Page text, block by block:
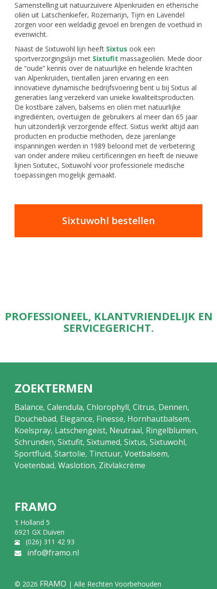
Samenstelling uit natuurzuivere Alpenkruiden en etherische
oliën uit Latschenkiefer, Rozemarijn, Tijm en Lavendel
zorgen voor een weldadig gevoel en brengen de voethuid in
evenwicht.
Naast de Sixtuwohl lijn heeft Sixtus ook een
sportverzorgingslijn met Sixtufit massageoliën. Mede door
de “oude” kennis over de natuurlijke en helende krachten
van Alpenkruiden, tientallen jaren ervaring en een
innovatieve dynamische bedrijfsvoering bent u bij Sixtus al
generaties lang verzekerd van unieke kwaliteitsproducten.
De kostbare zalven, balsems en oliën met natuurlijke
ingrediënten, overtuigen de gebruikers al meer dan 65 jaar
hun uitzonderlijk verzorgende effect. Sixtus werkt altijd aan
producten en productie methoden, deze jarenlange
inspanningen werden in 1989 beloond met de verbetering
van onder andere milieu certificeringen en heeft de nieuwe
lijnen Sixtutec, Sixtuwohl voor professionele medische
toepassingen mogelijk gemaakt.
Sixtuwohl bestellen
PROFESSIONEEL, KLANTVRIENDELIJK EN
SERVICEGERICHT.
ZOEKTERMEN
Balance, Calendula, Chlorophyll, Citrus, Dennen,
Douchebad, Elegance, Finesse, Hornhautbalsem,
Koelspray, Latschengeist, Neutraal, Ringelblumen,
Schrunden, Sixtufit, Sixtumed, Sixtus, Sixtuwohl,
Sportfluid, Startolie, Tinctuur, Voetbalsem,
Voetenbad, Waslotion, Zitvlakcrème
FRAMO
't Holland 5
6921 GX Duiven
(026) 311 42 93
info@framo.nl
© 2026 FRAMO | Alle Rechten Voorbehouden